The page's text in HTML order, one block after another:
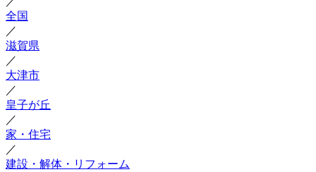
全国
／
滋賀県
／
大津市
／
皇子が丘
／
家・住宅
／
建設・解体・リフォーム